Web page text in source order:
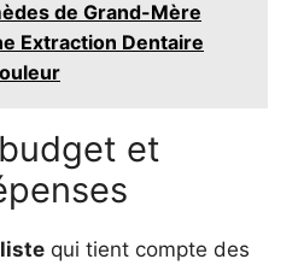
de Grand-Mère
Extraction Dentaire
et
qui tient compte des